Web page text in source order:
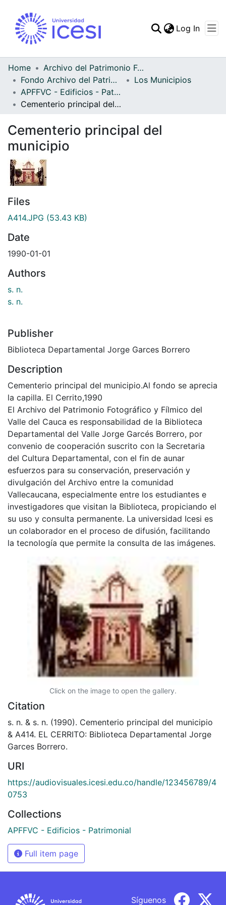
Statistics
Log In
Home
Archivo del Patrimonio Fotográfico y Fílmico del Valle del Cauca
Fondo Archivo del Patrimonio Fotográfico y Fílmico del Valle del Cauca
Los Municipios
APFFVC - Edificios - Patrimonial
Cementerio principal del municipio
Cementerio principal del
municipio
Files
A414.JPG (53.43 KB)
Date
1990-01-01
Authors
s. n.
s. n.
Publisher
Biblioteca Departamental Jorge Garces Borrero
Description
Cementerio principal del municipio.Al fondo se aprecia
la capilla. El Cerrito,1990
El Archivo del Patrimonio Fotográfico y Fílmico del
Valle del Cauca es responsabilidad de la Biblioteca
Departamental del Valle Jorge Garcés Borrero, por
convenio de cooperación suscrito con la Secretaria
del Cultura Departamental, con el fin de aunar
esfuerzos para su conservación, preservación y
divulgación del Archivo entre la comunidad
Vallecaucana, especialmente entre los estudiantes e
investigadores que visitan la Biblioteca, propiciando el
su uso y consulta permanente. La universidad Icesi es
un colaborador en el proceso de difusión, facilitando
la tecnología que permite la consulta de las imágenes.
Click on the image to open the gallery.
Citation
s. n. & s. n. (1990). Cementerio principal del municipio
& A414. EL CERRITO: Biblioteca Departamental Jorge
Garces Borrero.
URI
https://audiovisuales.icesi.edu.co/handle/123456789/4
0753
Collections
APFFVC - Edificios - Patrimonial
Full item page
Síguenos